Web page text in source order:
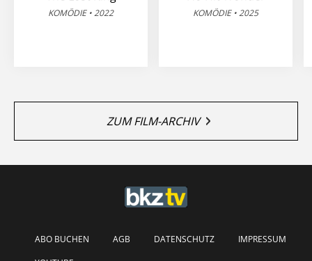
KOMÖDIE • 2022 KOMÖDIE • 2025
ZUM FILM-ARCHIV
ABO BUCHEN AGB DATENSCHUTZ
IMPRESSUM